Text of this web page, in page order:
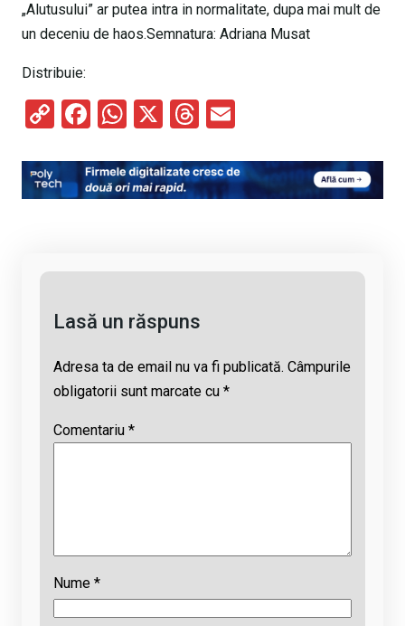
„Alutusului” ar putea intra in normalitate, dupa mai mult de
un deceniu de haos.Semnatura: Adriana Musat
Distribuie:
C
py
Li
F
ce
b
W
at
s
X
T
e
a
ail
Lasă un răspuns
Adresa ta de email nu va fi publicată. Câmpurile
obligatorii sunt marcate cu *
Comentariu *
Nume *